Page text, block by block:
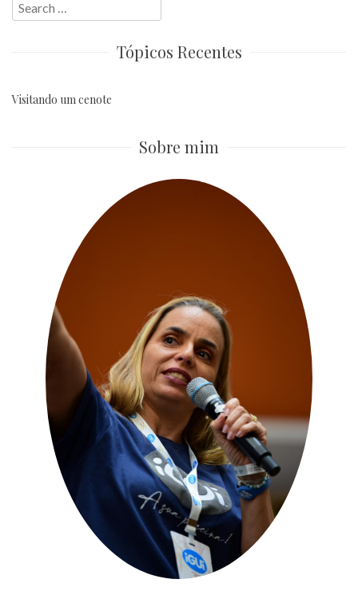
Search
for:
Tópicos Recentes
Visitando um cenote
Sobre mim